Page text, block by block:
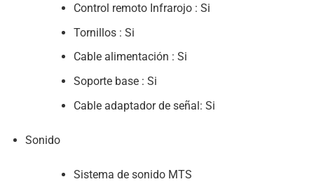
Control remoto Infrarojo : Si
Tornillos : Si
Cable alimentación : Si
Soporte base : Si
Cable adaptador de señal: Si
Sonido
Sistema de sonido MTS